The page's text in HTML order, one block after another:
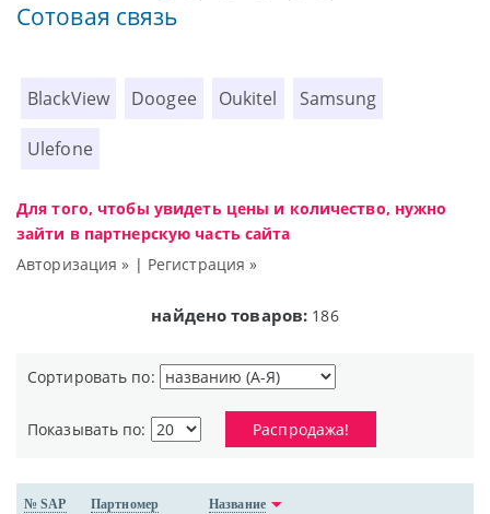
Сотовая связь
BlackView Doogee Oukitel Samsung
Ulefone
Для того, чтобы увидеть цены и количество, нужно
зайти в партнерскую часть сайта
Авторизация » | Регистрация »
найдено товаров: 186
Сортировать по:
Показывать по: Распродажа!
№ SAP Партномер Название